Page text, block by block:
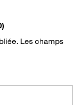
Les champs